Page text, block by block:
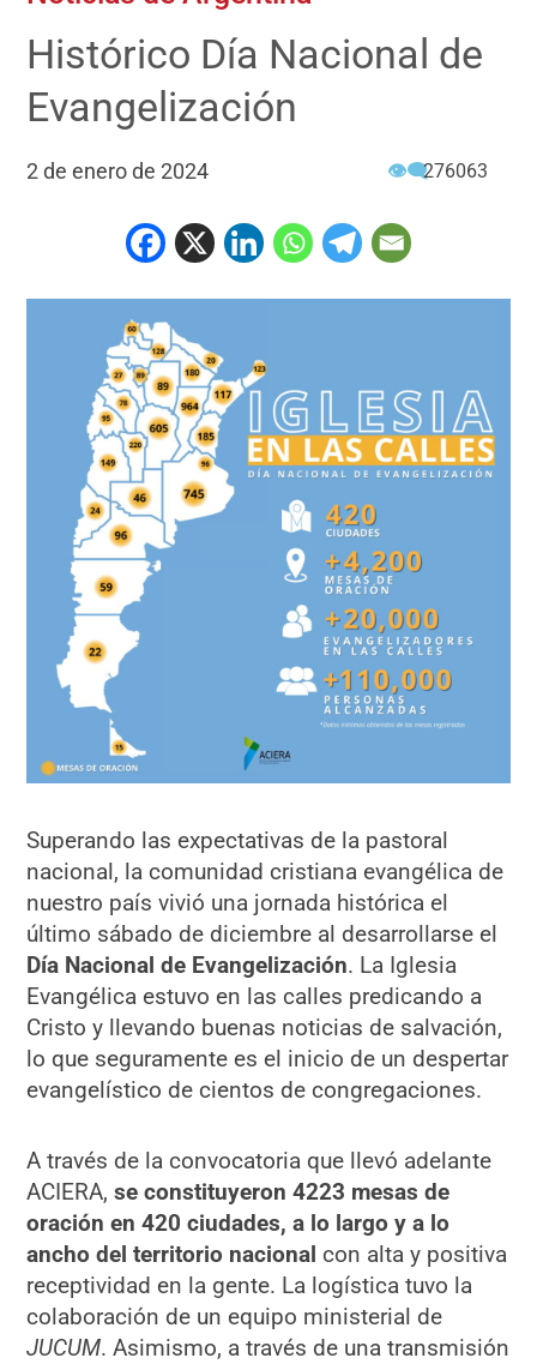
Histórico Día Nacional de
Evangelización
2 de enero de 2024 👁‍🗨276063
Superando las expectativas de la pastoral
nacional, la comunidad cristiana evangélica de
nuestro país vivió una jornada histórica el
último sábado de diciembre al desarrollarse el
Día Nacional de Evangelización. La Iglesia
Evangélica estuvo en las calles predicando a
Cristo y llevando buenas noticias de salvación,
lo que seguramente es el inicio de un despertar
evangelístico de cientos de congregaciones.
A través de la convocatoria que llevó adelante
ACIERA,se constituyeron 4223 mesas de
oración en 420 ciudades, a lo largo y a lo
ancho del territorio nacional con alta y positiva
receptividad en la gente. La logística tuvo la
colaboración de un equipo ministerial de
JUCUM. Asimismo, a través de una transmisión